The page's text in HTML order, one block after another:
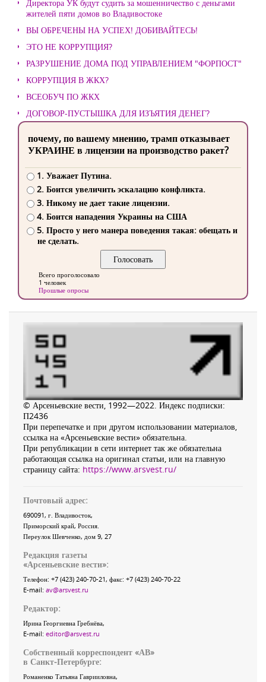
Директора УК будут судить за мошенничество с деньгами
жителей пяти домов во Владивостоке
ВЫ ОБРЕЧЕНЫ НА УСПЕХ! ДОБИВАЙТЕСЬ!
ЭТО НЕ КОРРУПЦИЯ?
РАЗРУШЕНИЕ ДОМА ПОД УПРАВЛЕНИЕМ "ФОРПОСТ"
КОРРУПЦИЯ В ЖКХ?
ВСЕОБУЧ ПО ЖКХ
ДОГОВОР-ПУСТЫШКА ДЛЯ ИЗЪЯТИЯ ДЕНЕГ?
почему, по вашему мнению, трамп отказывает
УКРАИНЕ в лицензии на производство ракет?
1. Уважает Путина.
2. Боится увеличить эскалацию конфликта.
3. Никому не дает такие лицензии.
4. Боится нападения Украины на США
5. Просто у него манера поведения такая: обещать и
не сделать.
Всего проголосовало
1 человек
Прошлые опросы
© Арсеньевские вести, 1992—2022. Индекс подписки:
П2436
При перепечатке и при другом использовании материалов,
ссылка на «Арсеньевские вести» обязательна.
При републикации в сети интернет так же обязательна
работающая ссылка на оригинал статьи, или на главную
страницу сайта: https://www.arsvest.ru/
Почтовый адрес:
690091, г. Владивосток,
Приморский край, Россия
Переулок Шевченко, дом 9, 27
Редакция газеты
«Арсеньевские вести»:
Телефон: +7 (423) 240-70-21, факс: +7 (423) 240-70-22
E-mail: av@arsvest.ru
Редактор:
Ирина Георгиевна Гребнёва,
E-mail: editor@arsvest.ru
Собственный корреспондент «АВ»
в Санкт-Петербурге:
Романенко Татьяна Гаврииловна,